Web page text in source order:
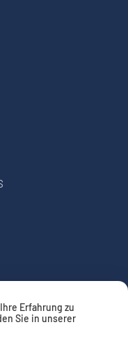
Erfahrung zu
Sie in unserer